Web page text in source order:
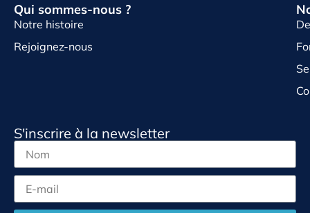
Qui sommes-nous ?
Notre histoire
Rejoignez-nous
S'inscrire à la newsletter